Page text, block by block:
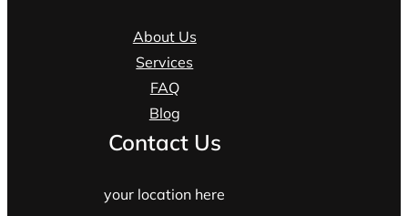
About Us
Services
FAQ
Blog
Contact Us
your location here